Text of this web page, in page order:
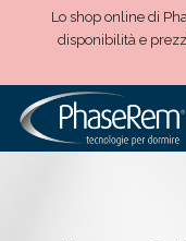
Lo shop online di
disponibilità e